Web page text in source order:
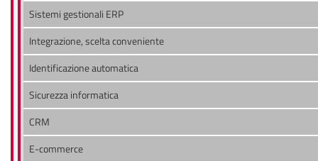
Sistemi gestionali ERP
Integrazione, scelta conveniente
Identificazione automatica
Sicurezza informatica
CRM
E-commerce